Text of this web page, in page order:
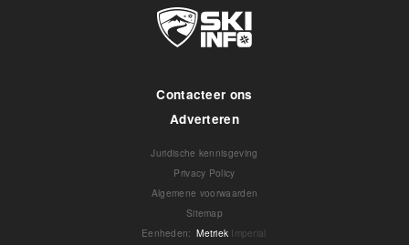
Contacteer ons
Adverteren
Juridische kennisgeving
Privacy Policy
Algemene voorwaarden
Sitemap
Eenheden: Metriek Imperial